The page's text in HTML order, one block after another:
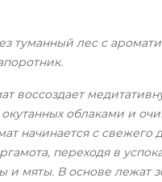
туманный лес с
воссоздает
облаками и
начинается с свежего
переходя в
и мяты. В основе лежат